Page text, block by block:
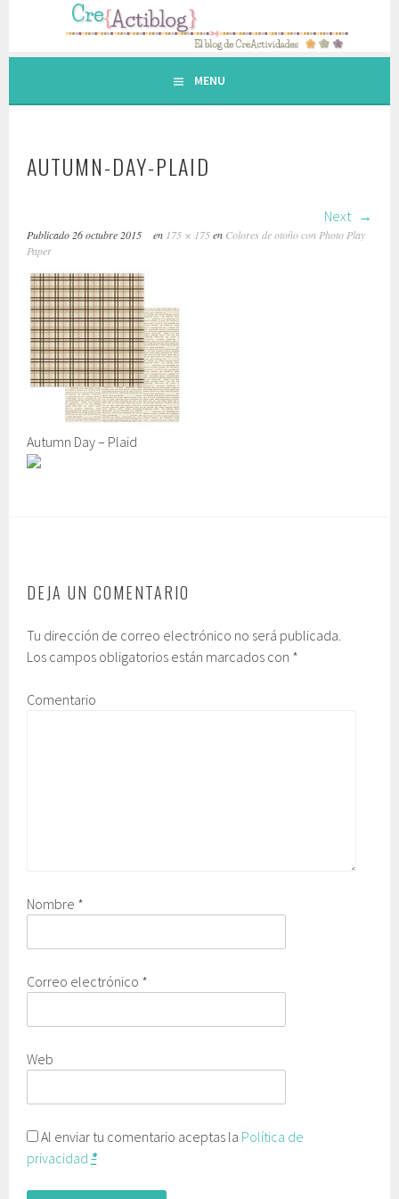
contenido.
MENU
AUTUMN-DAY-PLAID
Next
Publicado 26 octubre 2015 en 175 × 175en Colores de otoño con Photo Play
Paper
Autumn Day – Plaid
DEJA UN COMENTARIO
Tu dirección de correo electrónico no será publicada.
Los campos obligatorios están marcados con *
Comentario
Nombre *
Correo electrónico *
Web
Al enviar tu comentario aceptas la Política de
privacidad *